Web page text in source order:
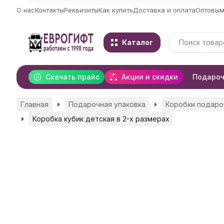
О насКонтактыРеквизитыКак купитьДоставка и оплата
Каталог
Скачать прайс Акции и скидки
Главная Подарочная упаковка Коробки
Коробка кубик детская в 2-х размерах